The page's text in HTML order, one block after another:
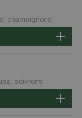
champignons
poivrons